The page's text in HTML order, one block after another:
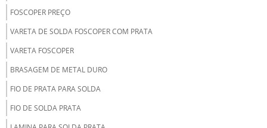
FOSCOPER PREÇO
VARETA DE SOLDA FOSCOPER COM PRATA
VARETA FOSCOPER
BRASAGEM DE METAL DURO
FIO DE PRATA PARA SOLDA
FIO DE SOLDA PRATA